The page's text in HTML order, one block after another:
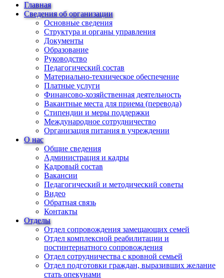
Главная
Сведения об организации
Основные сведения
Структура и органы управления
Документы
Образование
Руководство
Педагогический состав
Материально-техническое обеспечение
Платные услуги
Финансово-хозяйственная деятельность
Вакантные места для приема (перевода)
Стипендии и меры поддержки
Международное сотрудничество
Организация питания в учреждении
О нас
Общие сведения
Администрация и кадры
Кадровый состав
Вакансии
Педагогический и методический советы
Видео
Обратная связь
Контакты
Отделы
Отдел сопровождения замещающих семей
Отдел комплексной реабилитации и
постинтернатного сопровождения
Отдел сотрудничества с кровной семьей
Отдел подготовки граждан, выразивших желание
стать опекунами